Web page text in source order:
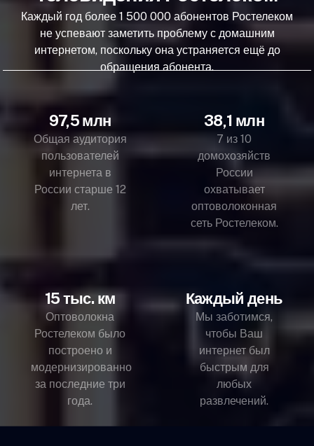
Каждый год более 1 500 000 абонентов Ростелеком
не успевают заметить проблему с домашним
интернетом, поскольку она устраняется ещё до
обращения абонента.
97,5 млн
Общая аудитория
пользователей
интернета в
России старше 12
лет.
38,1 млн
7 из 10
домохозяйств
России
охватывает
оптоволоконная
сеть Ростелеком.
15 тыс. км
Оптоволокна
Ростелеком было
построено и
модернизированно
за последние три
года.
Каждый день
Мы заботимся,
чтобы Ваш
интернет был
быстрым для
любых
развлечений.